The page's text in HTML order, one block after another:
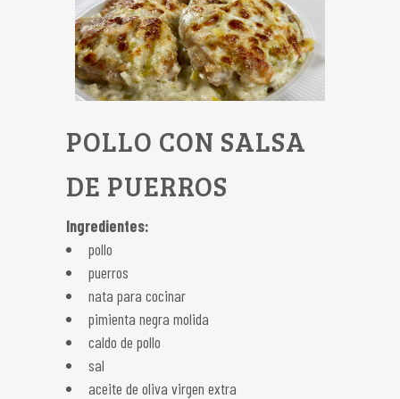
POLLO CON SALSA
DE PUERROS
Ingredientes:
pollo
puerros
nata para cocinar
pimienta negra molida
caldo de pollo
sal
aceite de oliva virgen extra